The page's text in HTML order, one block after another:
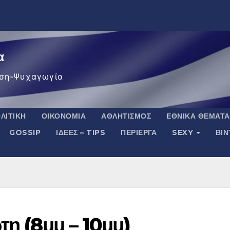
Ψυχαγωγία
ΟΙΚΟΝΟΜΊΑ ΑΘΛΗΤΙΣΜΌΣ
ΕΘΝΙΚΆ ΘΈΜΑΤΑ
GOSSIP ΙΔΈΕΣ – TIPS ΠΕΡΊΕΡΓΑ SEXY
(8μμ – 10μμ)